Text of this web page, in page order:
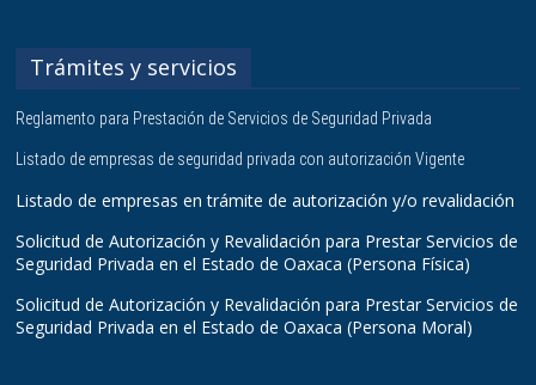
Trámites y servicios
Reglamento para Prestación de Servicios de Seguridad Privada
Listado de empresas de seguridad privada con autorización Vigente
Listado de empresas en trámite de autorización y/o revalidación
Solicitud de Autorización y Revalidación para Prestar Servicios de
Seguridad Privada en el Estado de Oaxaca (Persona Física)
Solicitud de Autorización y Revalidación para Prestar Servicios de
Seguridad Privada en el Estado de Oaxaca (Persona Moral)